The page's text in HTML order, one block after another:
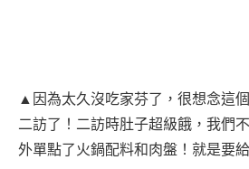
▲因為太久沒吃家芬了，很想念這
二訪了！二訪時肚子超級餓，我們
外單點了火鍋配料和肉盤！就是要